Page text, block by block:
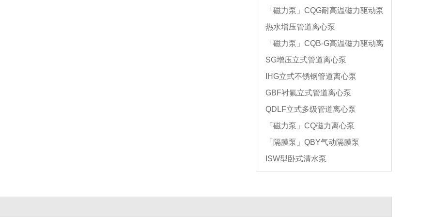
「磁力泵」CQG耐高温磁力驱动泵
热水增压管道离心泵
「磁力泵」CQB-G高温磁力驱动离
心泵SG增压立式管道离心泵
IHG立式不锈钢管道离心泵
GBF衬氟立式管道离心泵
QDLF立式多级管道离心泵
「磁力泵」CQ磁力离心泵
「隔膜泵」QBY气动隔膜泵
ISW型卧式清水泵